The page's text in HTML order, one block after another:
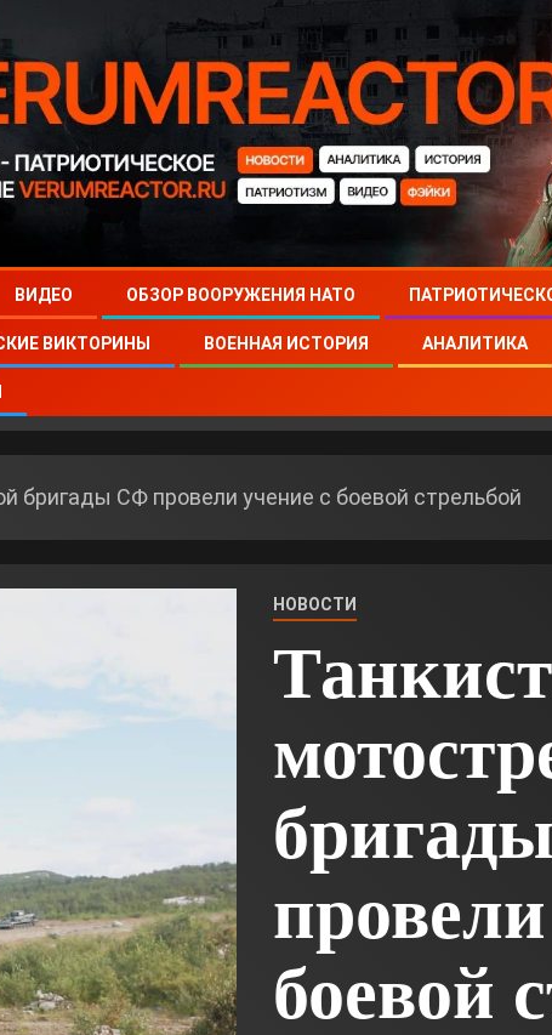
ВИДЕО ОБЗОР ВООРУЖЕНИЯ НАТО
ВИКТОРИНЫ ВОЕННАЯ ИСТОРИЯ АНАЛИТИКА
бригады СФ провели учение с боевой стрельбой
НОВОСТИ
боевой